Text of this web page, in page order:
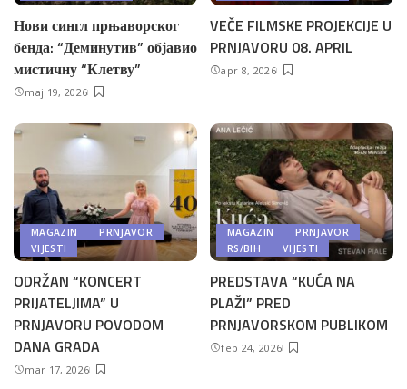
Нови сингл прњаворског
бенда: “Деминутив” објавио
мистичну “Клетву”
maj 19, 2026
VEČE FILMSKE PROJEKCIJE U
PRNJAVORU 08. APRIL
apr 8, 2026
MAGAZIN
PRNJAVOR
VIJESTI
ODRŽAN “KONCERT
PRIJATELJIMA” U
PRNJAVORU POVODOM
DANA GRADA
mar 17, 2026
MAGAZIN
PRNJAVOR
RS/BIH
VIJESTI
PREDSTAVA “KUĆA NA
PLAŽI” PRED
PRNJAVORSKOM PUBLIKOM
feb 24, 2026